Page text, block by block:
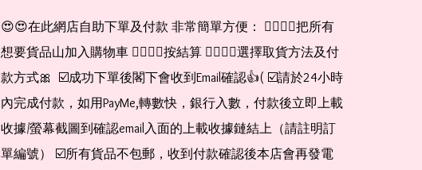
😍😍在此網店自助下單及付款 非常簡單方便： 👉🏻👉🏻把所有
想要貨品山加入購物車 👉🏻👉🏻按結算 👉🏻👉🏻選擇取貨方法及付
款方式🎀  ☑️成功下單後閣下會收到Email確認👍( ☑️請於24小時
內完成付款，如用PayMe,轉數快，銀行入數，付款後立即上載
收據/螢幕截圖到確認email入面的上載收據鏈結上（請註明訂
單編號） ☑️所有貨品不包郵，收到付款確認後本店會再發電